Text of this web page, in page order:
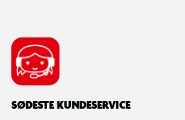
SØDESTE KUNDESERVICE